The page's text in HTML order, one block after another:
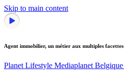
Skip to main content
Agent immobilier, un métier aux multiples facettes
Planet Lifestyle Mediaplanet Belgique